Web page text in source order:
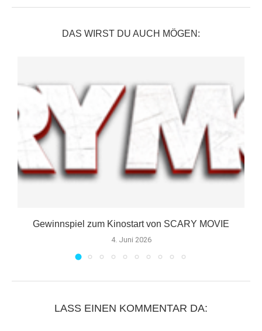
DAS WIRST DU AUCH MÖGEN:
Gewinnspiel zum Kinostart von SCARY MOVIE
4. Juni 2026
LASS EINEN KOMMENTAR DA: